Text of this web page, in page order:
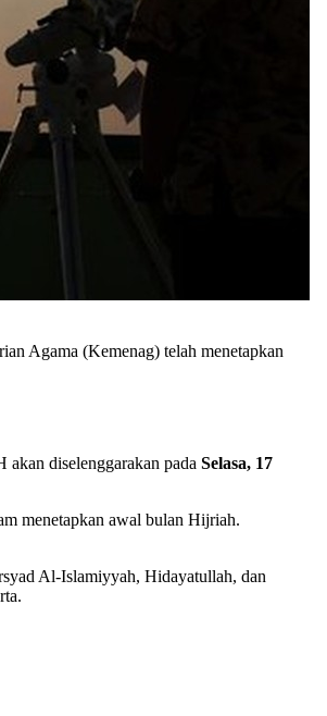
Agama (Kemenag) telah menetapkan
diselenggarakan pada Selasa, 17
menetapkan awal bulan Hijriah.
Al-Islamiyyah, Hidayatullah, dan